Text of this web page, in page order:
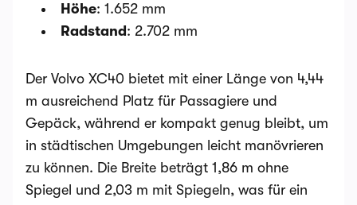
Höhe: 1.652 mm
Radstand : 2.702 mm
Der Volvo XC40 bietet mit einer Länge von 4,44
m ausreichend Platz für Passagiere und
Gepäck, während er kompakt genug bleibt, um
in städtischen Umgebungen leicht manövrieren
zu können. Die Breite beträgt 1,86 m ohne
Spiegel und 2,03 m mit Spiegeln, was für ein